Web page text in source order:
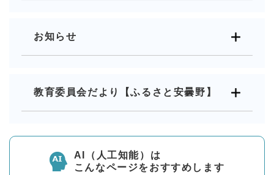
お知らせ
教育委員会だより【ふるさと安曇野】
AI（人工知能）は
こんなページをおすすめします